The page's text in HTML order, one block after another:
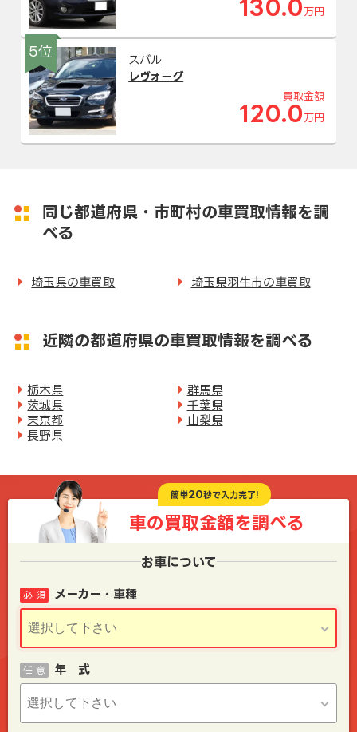
130.0 万円
5位
スバル
レヴォーグ
買取金額
120.0 万円
同じ都道府県・市町村の車買取情報を調
べる
埼玉県の車買取 埼玉県羽生市の車買取
近隣の都道府県の車買取情報を調べる
栃木県
群馬県
茨城県
千葉県
東京都
山梨県
長野県
簡単20秒で入力完了!
車の買取金額を調べる
お車について
メーカー・車種
必 須
年 式
任 意